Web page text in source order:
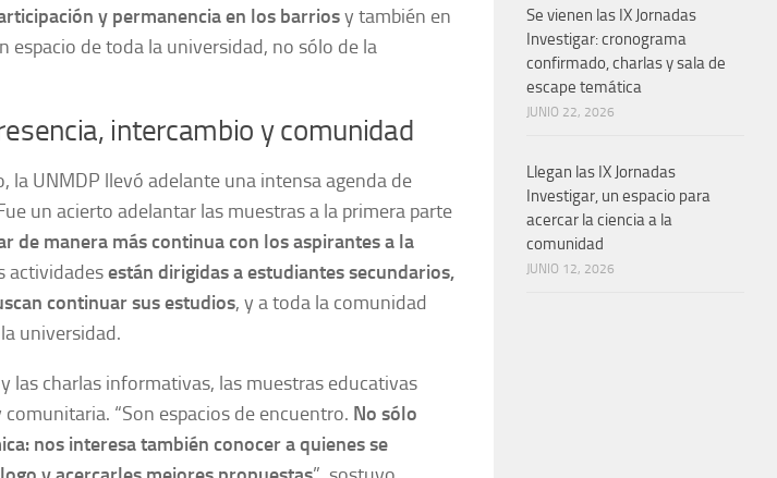
y permanencia en los barriosy también en
espacio de toda la universidad, no sólo de la
intercambio y comunidad
la UNMDP llevó adelante una intensa agenda de
un acierto adelantar las muestras a la primera parte
de manera más continua con los aspirantes a la
actividadesestán dirigidas a estudiantes secundarios,
continuar sus estudios, y a toda la comunidad
universidad.
las charlas informativas, las muestras educativas
“Son espacios de encuentro. No sólo
nos interesa también conocer a quienes se
Se vienen las IX Jornadas
Investigar: cronograma
confirmado, charlas y sala de
escape temática
JUNIO 22, 2026
Llegan las IX Jornadas
Investigar, un espacio para
acercar la ciencia a la
comunidad
JUNIO 12, 2026